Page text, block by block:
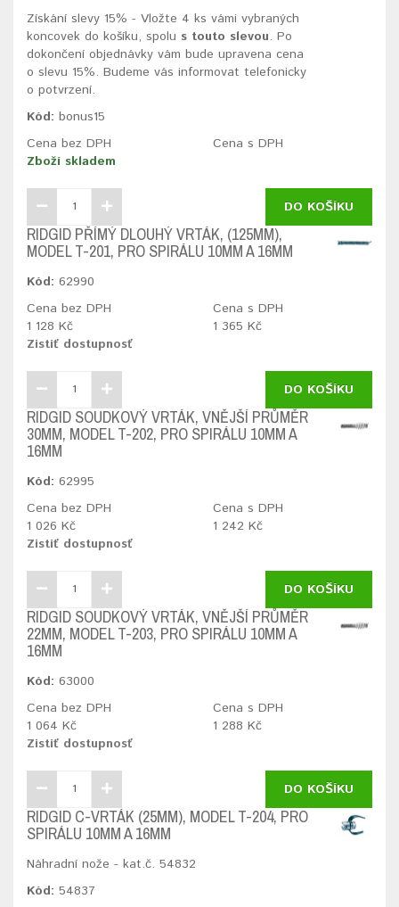
Získání slevy 15% - Vložte 4 ks vámi vybraných
koncovek do košíku, spolu s touto slevou. Po
dokončení objednávky vám bude upravena cena
o slevu 15%. Budeme vás informovat telefonicky
o potvrzení.
Kód: bonus15
Cena bez DPH
Cena s DPH
Zboží skladem
DO KOŠÍKU
RIDGID PŘÍMÝ DLOUHÝ VRTÁK, (125MM),
MODEL T-201, PRO SPIRÁLU 10MM A 16MM
Kód: 62990
Cena bez DPH
1 128 Kč
Cena s DPH
1 365 Kč
Zistiť dostupnosť
DO KOŠÍKU
RIDGID SOUDKOVÝ VRTÁK, VNĚJŠÍ PRŮMĚR
30MM, MODEL T-202, PRO SPIRÁLU 10MM A
16MM
Kód: 62995
Cena bez DPH
1 026 Kč
Cena s DPH
1 242 Kč
Zistiť dostupnosť
DO KOŠÍKU
RIDGID SOUDKOVÝ VRTÁK, VNĚJŠÍ PRŮMĚR
22MM, MODEL T-203, PRO SPIRÁLU 10MM A
16MM
Kód: 63000
Cena bez DPH
1 064 Kč
Cena s DPH
1 288 Kč
Zistiť dostupnosť
DO KOŠÍKU
RIDGID C-VRTÁK (25MM), MODEL T-204, PRO
SPIRÁLU 10MM A 16MM
Náhradní nože - kat.č. 54832
Kód: 54837